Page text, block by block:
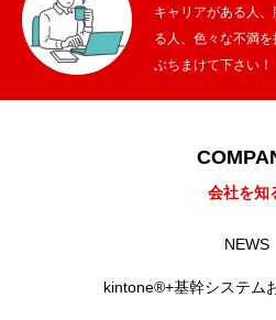
キャリアがある人
る人、色々な不満
ぶちまけて下さい！
会社を知
NEWS
kintone®+基幹システム